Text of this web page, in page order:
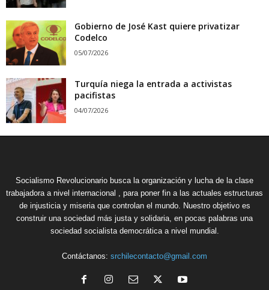
Gobierno de José Kast quiere privatizar
Codelco
05/07/2026
Turquía niega la entrada a activistas
pacifistas
04/07/2026
Socialismo Revolucionario busca la organización y lucha de la clase
trabajadora a nivel internacional , para poner fin a las actuales estructuras
de injusticia y miseria que controlan el mundo. Nuestro objetivo es
construir una sociedad más justa y solidaria, en pocas palabras una
sociedad socialista democrática a nivel mundial.
Contáctanos: srchilecontacto@gmail.com